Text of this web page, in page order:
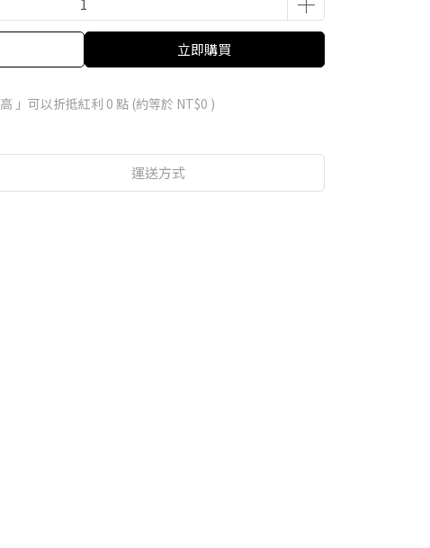
立即購買
」可以折抵紅利 0 點 (約等於 NT$0 )
運送方式